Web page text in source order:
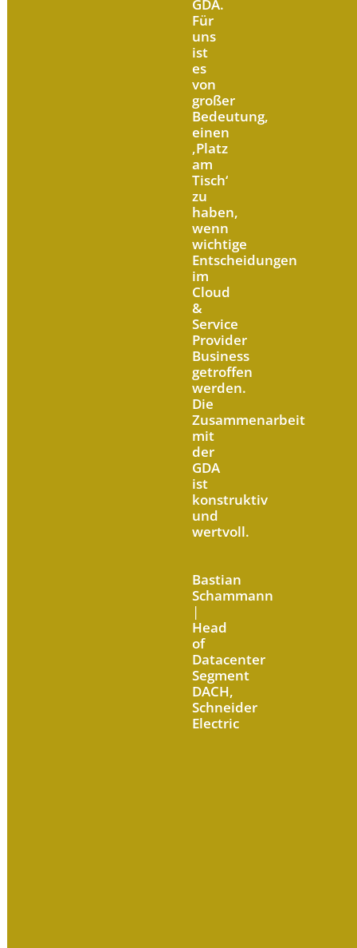
GDA.
Für
uns
ist
es
von
großer
Bedeutung,
einen
‚Platz
am
Tisch‘
zu
haben,
wenn
wichtige
Entscheidungen
im
Cloud
&
Service
Provider
Business
getroffen
werden.
Die
Zusammenarbeit
mit
der
GDA
ist
konstruktiv
und
wertvoll.
Bastian
Schammann
|
Head
of
Datacenter
Segment
DACH,
Schneider
Electric